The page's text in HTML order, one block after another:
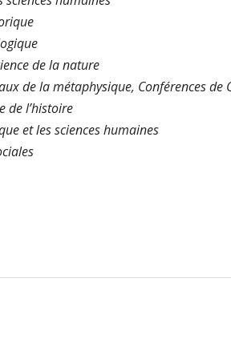
de la nature
de la métaphysique, Conférences de
de l’histoire
et les sciences humaines